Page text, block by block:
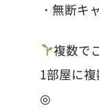
・無断
複数で
1部屋に
◎